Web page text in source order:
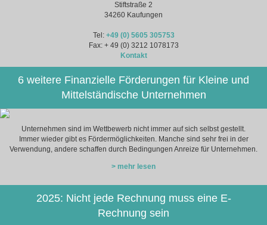
Stiftstraße 2
34260 Kaufungen
Tel: +49 (0) 5605 305753
Fax: + 49 (0) 3212 1078173
Kontakt
6 weitere Finanzielle Förderungen für Kleine und
Mittelständische Unternehmen
Unternehmen sind im Wettbewerb nicht immer auf sich selbst gestellt.
Immer wieder gibt es Fördermöglichkeiten. Manche sind sehr frei in der
Verwendung, andere schaffen durch Bedingungen Anreize für Unternehmen.
> mehr lesen
2025: Nicht jede Rechnung muss eine E-
Rechnung sein